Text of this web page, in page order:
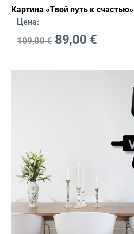
Картина «Твой путь к счастью»
Цена:
109,00€ 89,00 €